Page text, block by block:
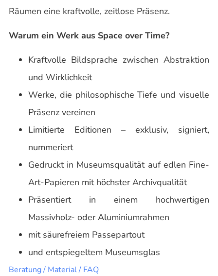
Räumen eine kraftvolle, zeitlose Präsenz.
Warum ein Werk aus Space over Time?
Kraftvolle Bildsprache zwischen Abstraktion
und Wirklichkeit
Werke, die philosophische Tiefe und visuelle
Präsenz vereinen
Limitierte Editionen – exklusiv, signiert,
nummeriert
Gedruckt in Museumsqualität auf edlen Fine-
Art-Papieren mit höchster Archivqualität
Präsentiert in einem hochwertigen
Massivholz- oder Aluminiumrahmen
mit säurefreiem Passepartout
und entspiegeltem Museumsglas
Beratung / Material / FAQ